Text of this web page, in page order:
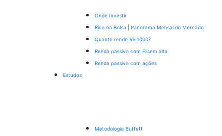
Onde Investir
Rico na Bolsa | Panorama Mensal do Mercado
Quanto rende R$ 1000?
Renda passiva com Fiisem alta
Renda passiva com ações
Estudos
Metodologia Buffett